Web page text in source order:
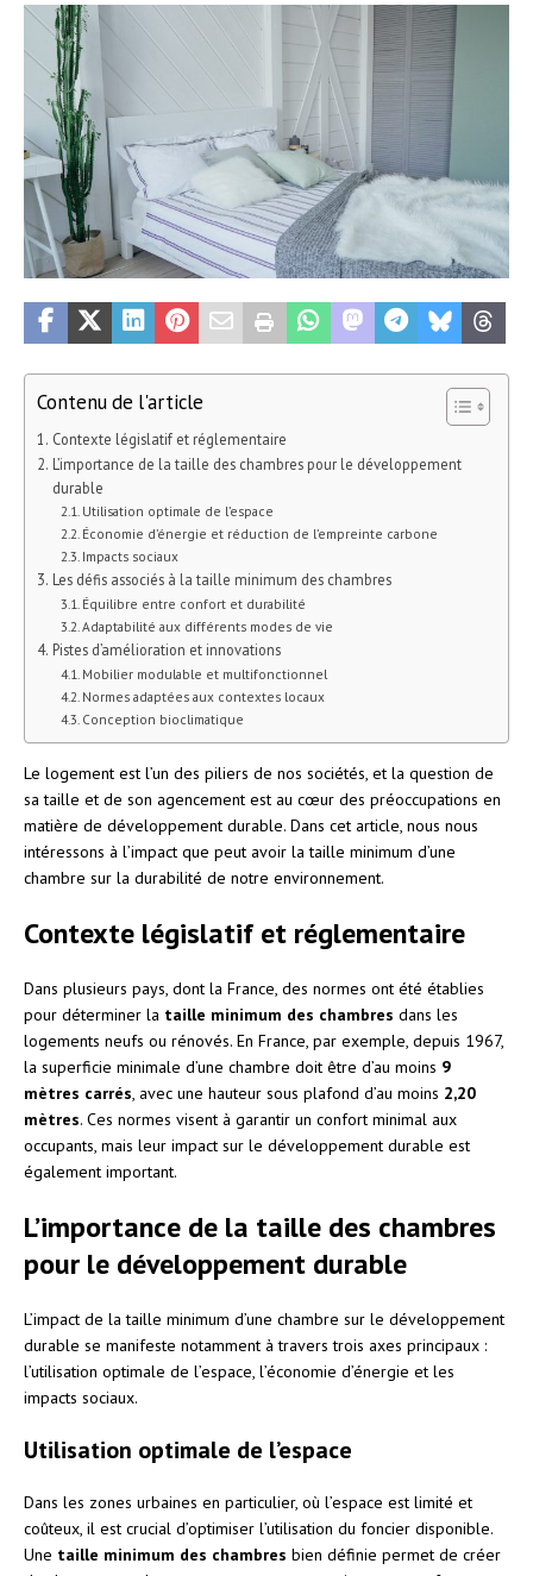
Contenu de l'article
Contexte législatif et réglementaire
L’importance de la taille des chambres pour le développement
durable
Utilisation optimale de l’espace
Économie d’énergie et réduction de l’empreinte carbone
Impacts sociaux
Les défis associés à la taille minimum des chambres
Équilibre entre confort et durabilité
Adaptabilité aux différents modes de vie
Pistes d’amélioration et innovations
Mobilier modulable et multifonctionnel
Normes adaptées aux contextes locaux
Conception bioclimatique
Le logement est l’un des piliers de nos sociétés, et la question de
sa taille et de son agencement est au cœur des préoccupations en
matière de développement durable. Dans cet article, nous nous
intéressons à l’impact que peut avoir la taille minimum d’une
chambre sur la durabilité de notre environnement.
Contexte législatif et réglementaire
Dans plusieurs pays, dont la France, des normes ont été établies
pour déterminer la taille minimum des chambres dans les
logements neufs ou rénovés. En France, par exemple, depuis 1967,
la superficie minimale d’une chambre doit être d’au moins 9
mètres carrés , avec une hauteur sous plafond d’au moins 2,20
mètres. Ces normes visent à garantir un confort minimal aux
occupants, mais leur impact sur le développement durable est
également important.
L’importance de la taille des chambres
pour le développement durable
L’impact de la taille minimum d’une chambre sur le développement
durable se manifeste notamment à travers trois axes principaux :
l’utilisation optimale de l’espace, l’économie d’énergie et les
impacts sociaux.
Utilisation optimale de l’espace
Dans les zones urbaines en particulier, où l’espace est limité et
coûteux, il est crucial d’optimiser l’utilisation du foncier disponible.
Une taille minimum des chambres bien définie permet de créer